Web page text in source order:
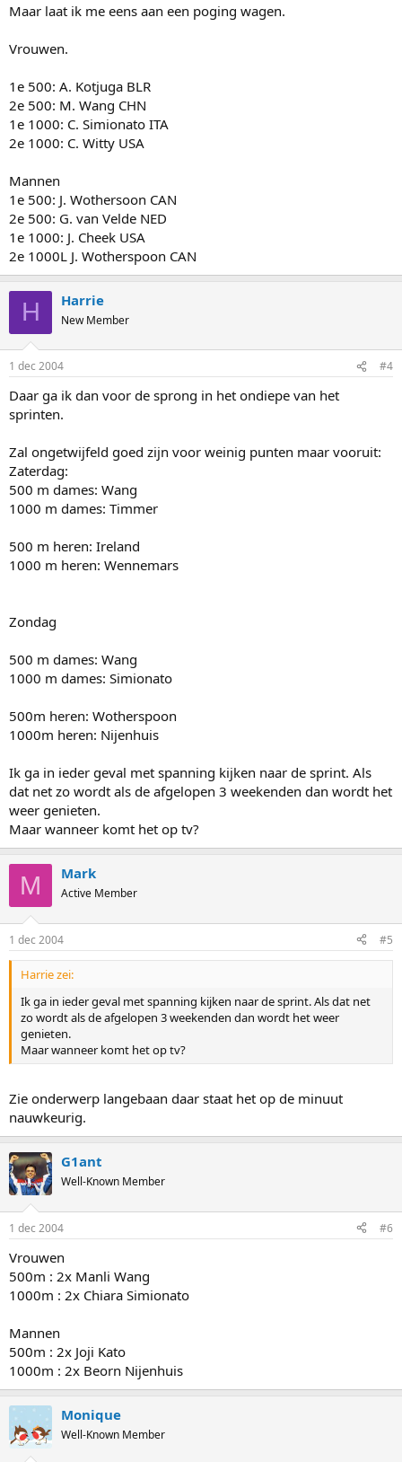
Maar laat ik me eens aan een poging wagen.
Vrouwen.
1e 500: A. Kotjuga BLR
2e 500: M. Wang CHN
1e 1000: C. Simionato ITA
2e 1000: C. Witty USA
Mannen
1e 500: J. Wothersoon CAN
2e 500: G. van Velde NED
1e 1000: J. Cheek USA
2e 1000L J. Wotherspoon CAN
H Harrie
New Member
1 dec 2004 #4
Daar ga ik dan voor de sprong in het ondiepe van het
sprinten.
Zal ongetwijfeld goed zijn voor weinig punten maar vooruit:
Zaterdag:
500 m dames: Wang
1000 m dames: Timmer
500 m heren: Ireland
1000 m heren: Wennemars
Zondag
500 m dames: Wang
1000 m dames: Simionato
500m heren: Wotherspoon
1000m heren: Nijenhuis
Ik ga in ieder geval met spanning kijken naar de sprint. Als
dat net zo wordt als de afgelopen 3 weekenden dan wordt het
weer genieten.
Maar wanneer komt het op tv?
M Mark
Active Member
1 dec 2004 #5
Harrie zei:
Ik ga in ieder geval met spanning kijken naar de sprint. Als dat net
zo wordt als de afgelopen 3 weekenden dan wordt het weer
genieten.
Maar wanneer komt het op tv?
Zie onderwerp langebaan daar staat het op de minuut
nauwkeurig.
G1ant
Well-Known Member
1 dec 2004 #6
Vrouwen
500m : 2x Manli Wang
1000m : 2x Chiara Simionato
Mannen
500m : 2x Joji Kato
1000m : 2x Beorn Nijenhuis
Monique
Well-Known Member